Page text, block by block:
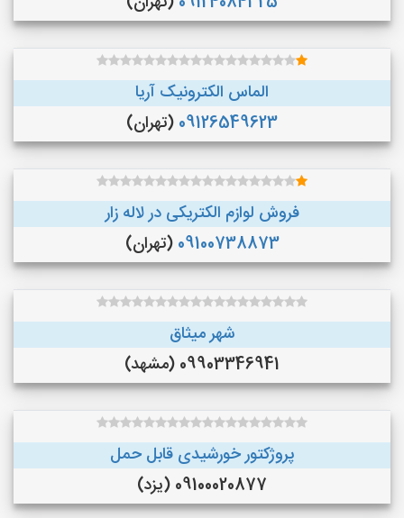
الماس الکترونیک آریا
09126549623 (تهران)
فروش لوازم الکتریکی در لاله زار
09100738873 (تهران)
شهر میثاق
09903346941 (مشهد)
پروژکتور خورشیدی قابل حمل
09100020877 (یزد)